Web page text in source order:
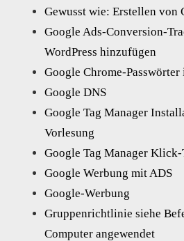
Gewusst wie: Erstellen von
Google Ads-Conversion-
WordPress hinzufügen
Google Chrome-
Google DNS
Google Tag Manager
Vorlesung
Google Tag Manager
Google Werbung mit ADS
Google-Werbung
Gruppenrichtlinie siehe
Computer angewendet